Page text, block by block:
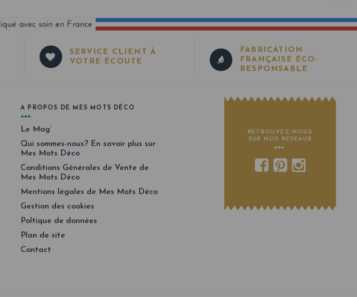
SERVICE CLIENT À
VOTRE ÉCOUTE
FABRICATION
FRANÇAISE ÉCO-
RESPONSABLE
A PROPOS DE MES MOTS DÉCO
Le Mag’
Qui sommes-nous? En savoir plus sur
Mes Mots Déco
Conditions Générales de Vente de
Mes Mots Déco
Mentions légales de Mes Mots Déco
Gestion des cookies
Poltique de données
Plan de site
Contact
RETROUVEZ-NOUS
SUR NOS RÉSEAUX